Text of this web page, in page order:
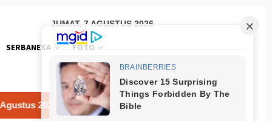
JUMAT, 7 AGUSTUS 2026
SERBANEKA FOTO
2026 Prediksi Brighton & Hove Albion vs Roma 8